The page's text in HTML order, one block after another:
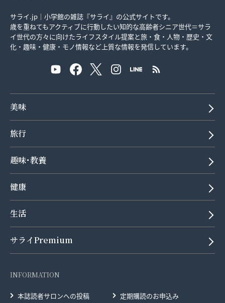
サライ.jp｜小学館の雑誌『サライ』の公式サイトです。
歳を重ねてもアクティブに行動したい知的な高齢者シニア世代＝サラ
イ世代の方々に向けたライフスタイル提案と旅・食・人物・歴史・文
化・趣味・健康・モノ情報など上質な情報を発信しています。
美味
旅行
趣味･教養
健康
生活
サライPremium
INFORMATION
本誌読者サロンへの投稿 定期購読のお申込み